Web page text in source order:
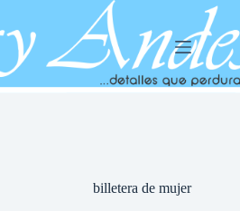
billetera de mujer